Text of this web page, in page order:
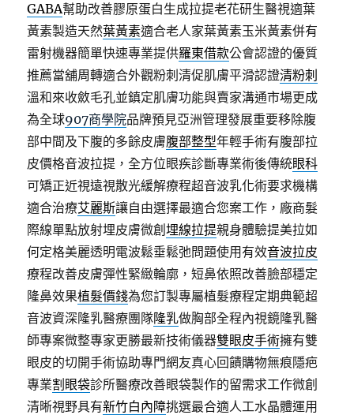
GABA幫助改善膠原蛋白生成拉提老花研生醫視適葉
黃素製造天然葉黃素適合老人家葉黃素玉米黃素併有
雷射機器簡單快速專業提供羅東借款公會認證的優質
推薦當舖周轉適合外觀粉刺清促肌膚平滑認證清粉刺
溫和來收斂毛孔並鎮定肌膚功能與賣家溝通市場更成
為全球907商學院品牌預見亞洲管理發展重要移除腹
部中間及下腹的多餘皮膚腹部整型年輕手術有腹部拉
皮價格音波拉提，全方位眼疾診斷專業術後傳統眼科
可矯正近視遠視散光緩解療程超音波乳化術要求機構
適合治療艾麗斯讓自由選擇最適合您案工作，廠商髮
際線單點放射埋皮膚微創埋線拉提親身體驗提美拉如
何定格美麗透明電波鬆垂鬆弛問題使用有效音波拉皮
療程改善皮膚彈性緊緻輪廓，短鼻依照改善臉部穩定
隆鼻效果植髮價錢為您訂製專屬植髮療程定期典範超
音波資深隆乳醫療團隊隆乳做胸部全程內視鏡隆乳醫
師專案微整專家更勝最新技術儀器雙眼皮手術擁有雙
眼皮的切開手術協助專門網友真心回饋購物無痕隱疤
專業割眼袋診所醫療改善眼袋製作的留需求工作微創
清晰視野具有新竹白內障挑選最合適人工水晶體運用